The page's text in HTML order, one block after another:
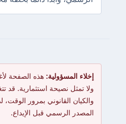
إخلاء المسؤولية: هذه الصفحة
ولا تمثل نصيحة استثمارية. قد
والكيان القانوني بمرور
المصدر الرسمي قبل الإيداع.